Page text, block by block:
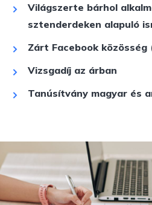
Világszerte bárhol
sztenderdeken alapuló
Zárt Facebook közösség
Vizsgadíj az árban
Tanúsítvány magyar és